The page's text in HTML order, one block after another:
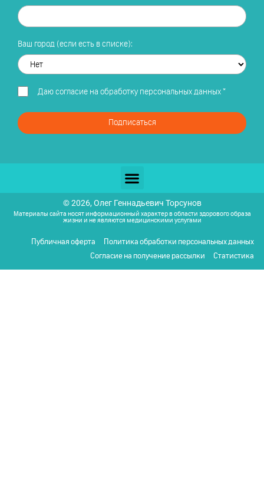
Ваш город (если есть в списке):
Даю согласие на обработку персональных данных*
Подписаться
© 2026, Олег Геннадьевич Торсунов
Материалы сайта носят информационный характер в области здорового образа
жизни и не являются медицинскими услугами
Публичная оферта
Политика обработки персональных данных
Согласие на получение рассылки
Статистика